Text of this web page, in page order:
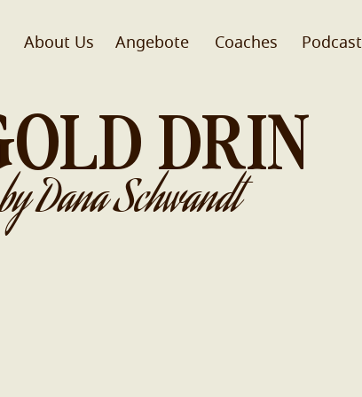
About Us Coaches
Angebote Podcast
DRIN
Dana Schwandt